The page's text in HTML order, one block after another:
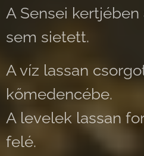
A Sensei
sem sietett.
A víz lassan
kőmedencébe.
A levelek lassan
felé.